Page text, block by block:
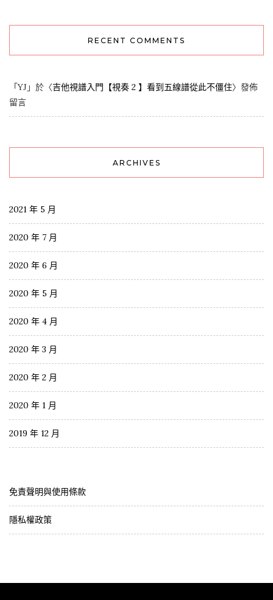
RECENT COMMENTS
「YJ 」於〈吉他視譜入門【視奏 2 】看到五線譜從此不僵住〉發佈
留言
ARCHIVES
2021 年 5 月
2020 年 7 月
2020 年 6 月
2020 年 5 月
2020 年 4 月
2020 年 3 月
2020 年 2 月
2020 年 1 月
2019 年 12 月
免責聲明與使用條款
隱私權政策